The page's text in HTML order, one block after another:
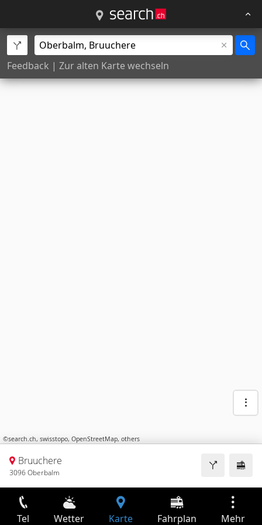
Feedback | Zur alten Karte wechseln
©search.ch, swisstopo, OpenStreetMap, others
Bruuchere
3096 Oberbalm
Tel Wetter Karte Fahrplan Mehr